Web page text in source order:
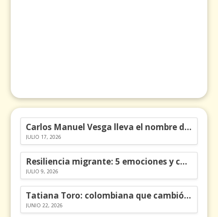
Carlos Manuel Vesga lleva el nombre de Colombia a los Emmy
JULIO 17, 2026
Resiliencia migrante: 5 emociones y cómo gestionarlas
JULIO 9, 2026
Tatiana Toro: colombiana que cambió la historia de las matemáticas
JUNIO 22, 2026